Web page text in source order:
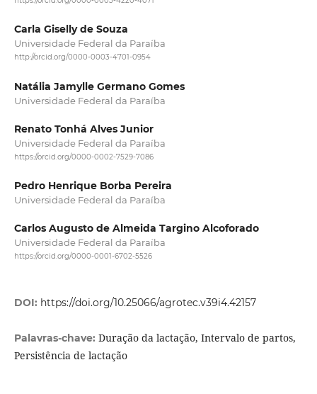
Carla Giselly de Souza
Universidade Federal da Paraíba
http://orcid.org/0000-0003-4701-0954
Natália Jamylle Germano Gomes
Universidade Federal da Paraíba
Renato Tonhá Alves Junior
Universidade Federal da Paraíba
https://orcid.org/0000-0002-7529-7086
Pedro Henrique Borba Pereira
Universidade Federal da Paraíba
Carlos Augusto de Almeida Targino Alcoforado
Universidade Federal da Paraíba
https://orcid.org/0000-0001-6702-5526
DOI: https://doi.org/10.25066/agrotec.v39i4.42157
Palavras-chave: Duração da lactação, Intervalo de partos,
Persistência de lactação